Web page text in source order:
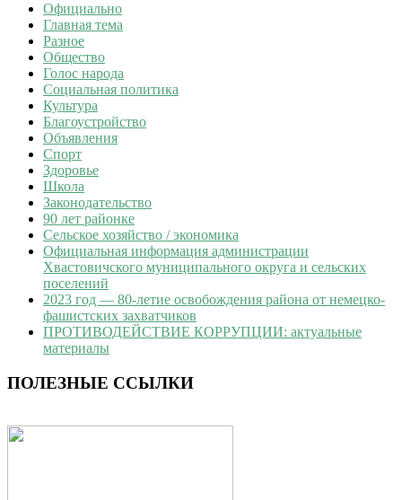
Официально
Главная тема
Разное
Общество
Голос народа
Социальная политика
Культура
Благоустройство
Объявления
Спорт
Здоровье
Школа
Законодательство
90 лет районке
Сельское хозяйство / экономика
Официальная информация администрации
Хвастовичского муниципального округа и сельских
поселений
2023 год — 80-летие освобождения района от немецко-
фашистских захватчиков
ПРОТИВОДЕЙСТВИЕ КОРРУПЦИИ: актуальные
материалы
ПОЛЕЗНЫЕ ССЫЛКИ